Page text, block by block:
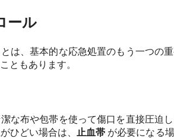
ール
は、基本的な応急処置のもう一つの
ともあります。
な布や包帯を使って傷口を直接圧迫
ひどい場合は、 止血帯 が必要になる